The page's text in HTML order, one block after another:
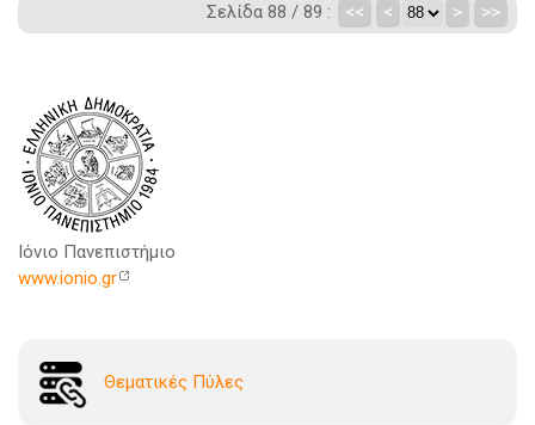
Σελίδα 88 / 89 : << < > >>
Ιόνιο Πανεπιστήμιο
www.ionio.gr
Θεματικές Πύλες